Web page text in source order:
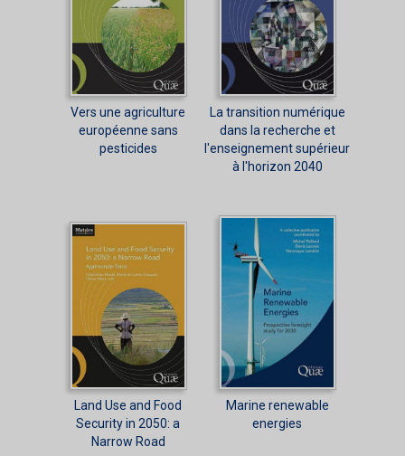
Vers une agriculture
européenne sans
pesticides
La transition numérique
dans la recherche et
l'enseignement supérieur
à l'horizon 2040
Land Use and Food
Security in 2050: a
Narrow Road
Marine renewable
energies